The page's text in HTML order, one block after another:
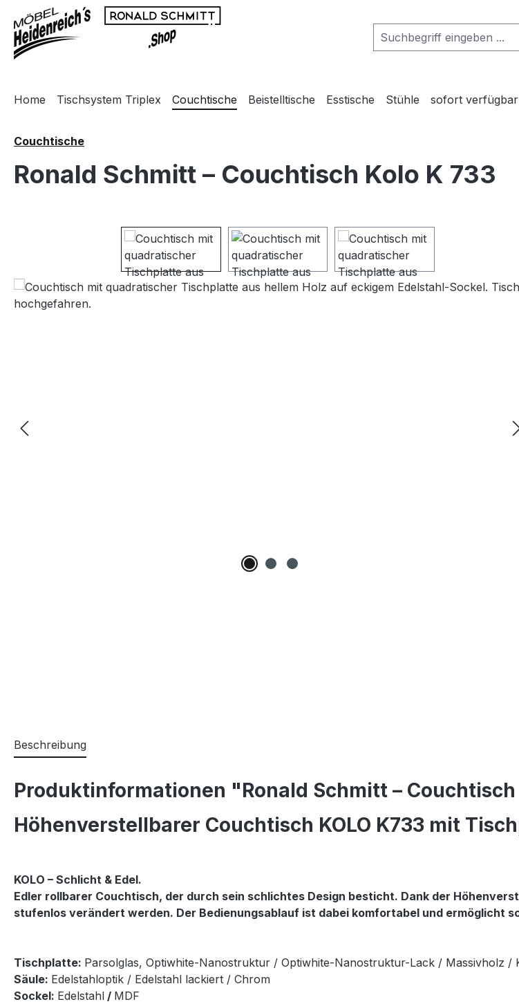
Hauptinhalt springen
Zur Suche springen
Zur Hauptnavigation springen
Home Tischsystem Triplex Couchtische Beistelltische Esstische Stühle sofort verfügbar
Couchtische
Ronald Schmitt – Couchtisch Kolo K 733
Bildergalerie überspringen
Beschreibung
Produktinformationen "Ronald Schmitt – Couchtisch
Höhenverstellbarer Couchtisch KOLO K733 mit
KOLO – Schlicht & Edel.
Edler rollbarer Couchtisch, der durch sein schlichtes Design besticht. Dank der
stufenlos verändert werden. Der Bedienungsablauf ist dabei komfortabel und ermöglicht
Tischplatte: Parsolglas, Optiwhite-Nanostruktur / Optiwhite-Nanostruktur-Lack / Massivholz /
Säule: Edelstahloptik / Edelstahl lackiert / Chrom
Sockel: Edelstahl / MDF